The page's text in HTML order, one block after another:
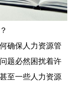
确保人力资源管
题必然困扰着许
至一些人力资源